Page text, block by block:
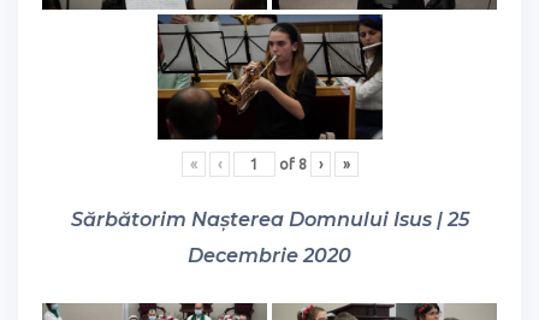
« ‹ of 8 › »
Sărbătorim Nașterea Domnului Isus | 25
Decembrie 2020